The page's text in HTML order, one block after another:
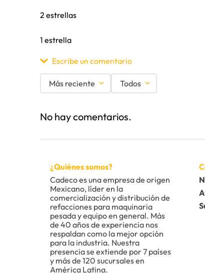
2 estrellas
1 estrella
Escribe un comentario
Título
Califica el producto de 1 a 5 estrellas
★★★★★
Tu nombre
Dirección de email
Más reciente Todos
No hay comentarios.
¿Quiénes somos?
Cadeco es una empresa de origen
Mexicano, líder en la
comercialización y distribución de
refacciones para maquinaria
pesada y equipo en general. Más
de 40 años de experiencia nos
respaldan como la mejor opción
para la industria. Nuestra
presencia se extiende por 7 países
y más de 120 sucursales en
América Latina.